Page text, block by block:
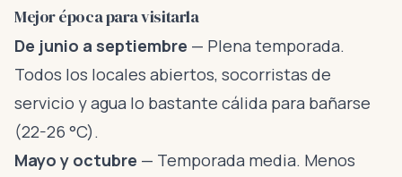
Mejor época para visitarla
De junio a septiembre — Plena temporada.
Todos los locales abiertos, socorristas de
servicio y agua lo bastante cálida para bañarse
(22-26 °C).
Mayo y octubre — Temporada media. Menos